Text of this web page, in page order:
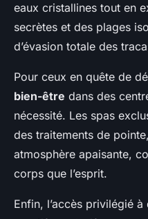
eaux cristallines tout en
secrètes et des plages
d’évasion totale des
Pour ceux en quête de
bien-être dans des
nécessité. Les spas
des traitements de
atmosphère apaisante,
corps que l’esprit.
Enfin, l’accès privilégié